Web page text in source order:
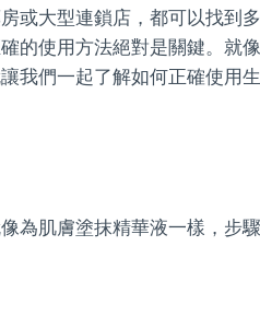
或大型連鎖店，都可以找到
的使用方法絕對是關鍵。就
我們一起了解如何正確使用
為肌膚塗抹精華液一樣，步